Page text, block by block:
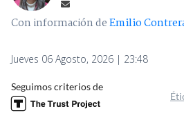
Con información deEmilio
Jueves 06 Agosto, 2026 | 23:48
Seguimos criterios de